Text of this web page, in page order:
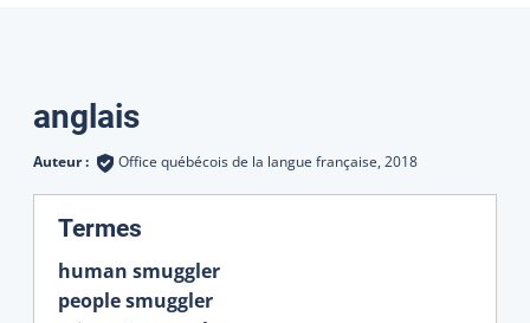
Traductions
anglais
Auteur : Office québécois de la langue française, 2018
Termes
human smuggler
people smuggler